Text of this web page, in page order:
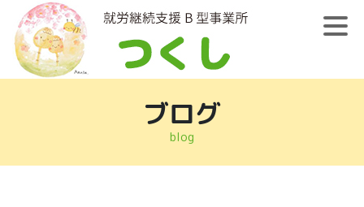
ブログ
blog